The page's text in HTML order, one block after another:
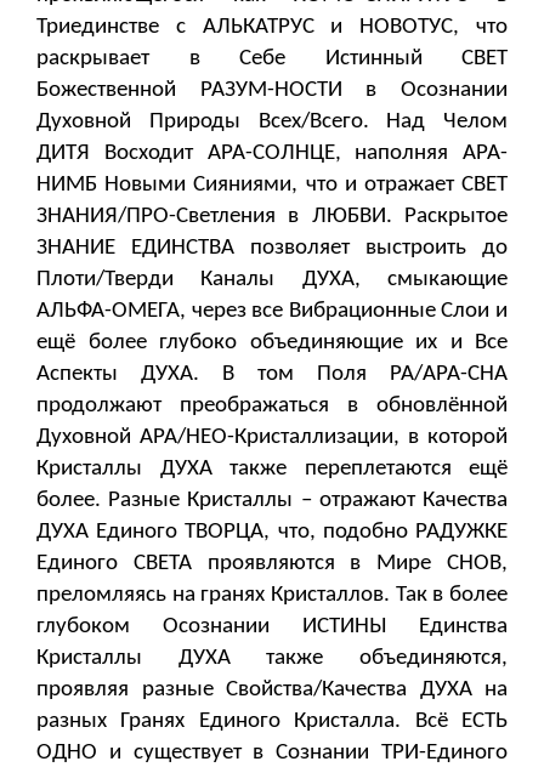
Триединстве с АЛЬКАТРУС и НОВОТУС, что
раскрывает в Себе Истинный СВЕТ
Божественной РАЗУМ-НОСТИ в Осознании
Духовной Природы Всех/Всего. Над Челом
ДИТЯ Восходит АРА-СОЛНЦЕ, наполняя АРА-
НИМБ Новыми Сияниями, что и отражает СВЕТ
ЗНАНИЯ/ПРО-Светления в ЛЮБВИ. Раскрытое
ЗНАНИЕ ЕДИНСТВА позволяет выстроить до
Плоти/Тверди Каналы ДУХА, смыкающие
АЛЬФА-ОМЕГА, через все Вибрационные Слои и
ещё более глубоко объединяющие их и Все
Аспекты ДУХА. В том Поля РА/АРА-СНА
продолжают преображаться в обновлённой
Духовной АРА/НЕО-Кристаллизации, в которой
Кристаллы ДУХА также переплетаются ещё
более. Разные Кристаллы – отражают Качества
ДУХА Единого ТВОРЦА, что, подобно РАДУЖКЕ
Единого СВЕТА проявляются в Мире СНОВ,
преломляясь на гранях Кристаллов. Так в более
глубоком Осознании ИСТИНЫ Единства
Кристаллы ДУХА также объединяются,
проявляя разные Свойства/Качества ДУХА на
разных Гранях Единого Кристалла. Всё ЕСТЬ
ОДНО и существует в Сознании ТРИ-Единого